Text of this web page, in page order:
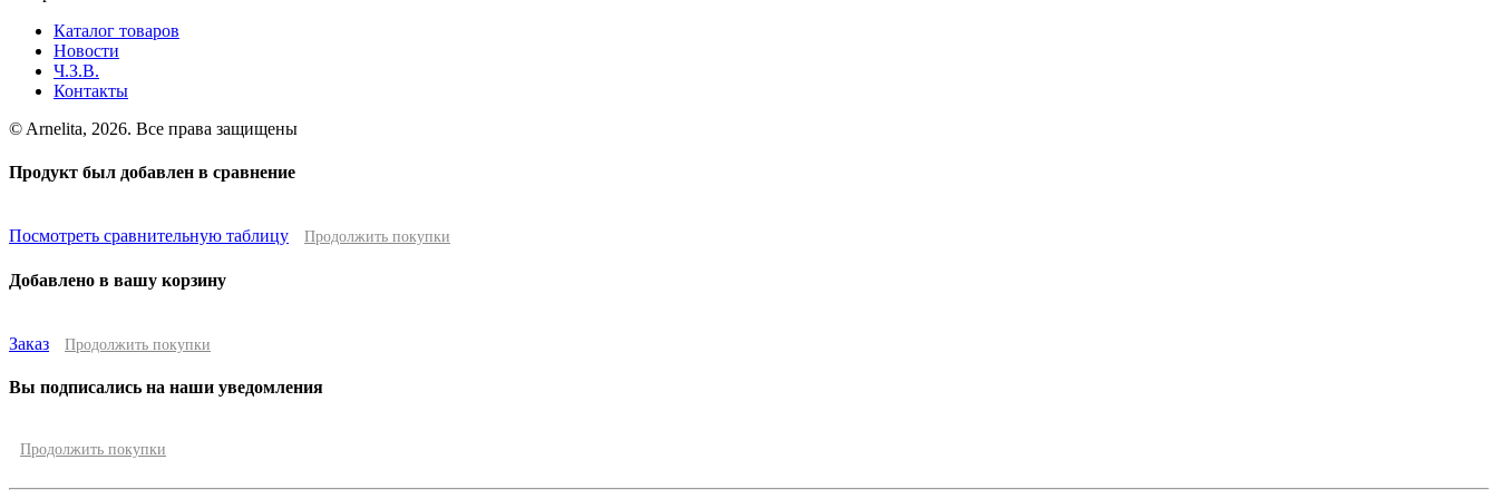
Каталог товаров
Новости
Ч.З.В.
Контакты
© Arnelita, 2026. Все права защищены
Продукт был добавлен в сравнение
Посмотреть сравнительную таблицу Продолжить покупки
Добавлено в вашу корзину
Заказ Продолжить покупки
Вы подписались на наши уведомления
Продолжить покупки